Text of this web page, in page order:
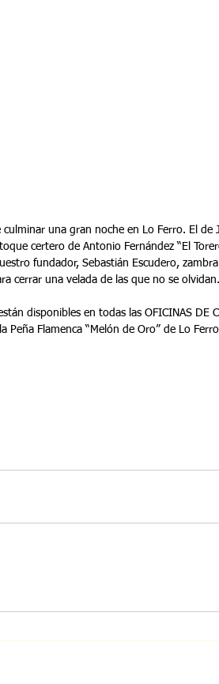
certero de Antonio Fernández “El
fundador, Sebastián Escudero,
cerrar una velada de las que no se olvidan.
disponibles en todas las OFICINAS DE
Flamenca “Melón de Oro” de Lo